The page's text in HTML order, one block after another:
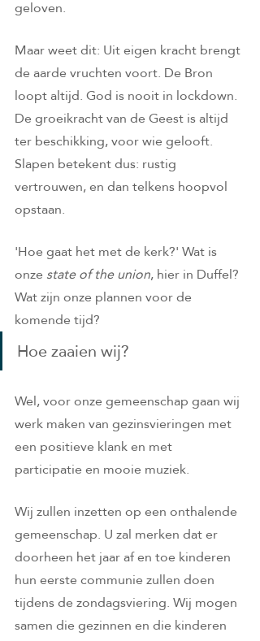
geloven.
Maar weet dit: Uit eigen kracht brengt
de aarde vruchten voort. De Bron
loopt altijd. God is nooit in lockdown.
De groeikracht van de Geest is altijd
ter beschikking, voor wie gelooft.
Slapen betekent dus: rustig
vertrouwen, en dan telkens hoopvol
opstaan.
'Hoe gaat het met de kerk?' Wat is
onze state of the union, hier in Duffel?
Wat zijn onze plannen voor de
komende tijd?
Hoe zaaien wij?
Wel, voor onze gemeenschap gaan wij
werk maken van gezinsvieringen met
een positieve klank en met
participatie en mooie muziek.
Wij zullen inzetten op een onthalende
gemeenschap. U zal merken dat er
doorheen het jaar af en toe kinderen
hun eerste communie zullen doen
tijdens de zondagsviering. Wij mogen
samen die gezinnen en die kinderen